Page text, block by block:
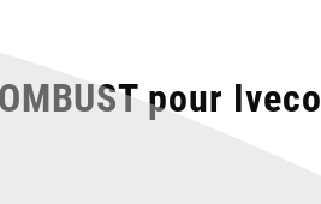
pour Iveco